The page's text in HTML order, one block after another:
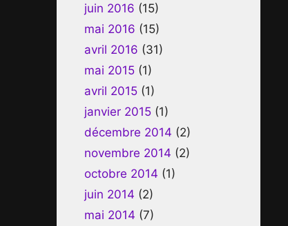
juin 2016 (15)
mai 2016 (15)
avril 2016 (31)
mai 2015 (1)
avril 2015 (1)
janvier 2015 (1)
décembre 2014 (2)
novembre 2014 (2)
octobre 2014 (1)
juin 2014 (2)
mai 2014 (7)